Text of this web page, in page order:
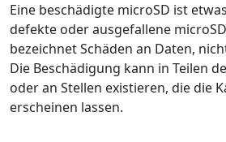
Eine beschädigte microSD ist
defekte oder ausgefallene
bezeichnet Schäden an Daten,
Die Beschädigung kann in Teilen
oder an Stellen existieren, die die
erscheinen lassen.